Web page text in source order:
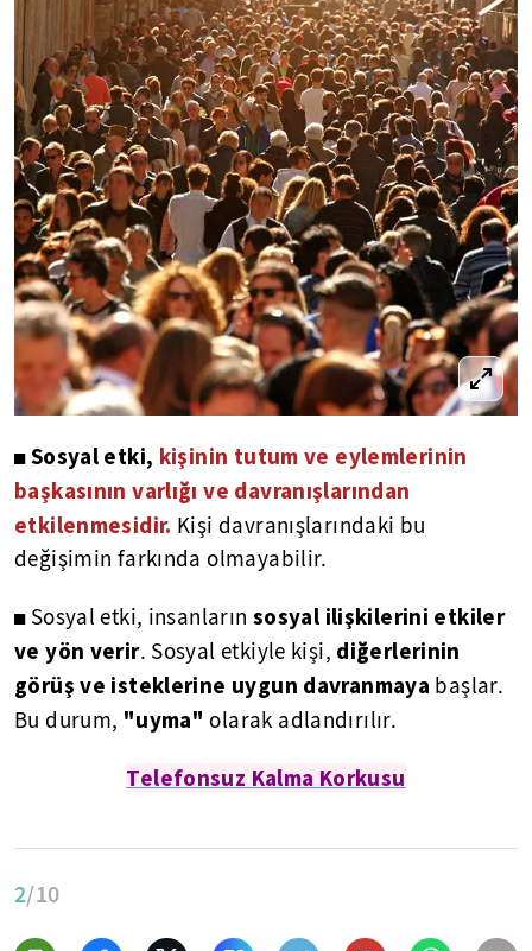
◼Sosyal etki, kişinin tutum ve eylemlerinin
başkasının varlığı ve davranışlarından
etkilenmesidir. Kişi davranışlarındaki bu
değişimin farkında olmayabilir.
◼ Sosyal etki, insanların sosyal ilişkilerini etkiler
ve yön verir. Sosyal etkiyle kişi, diğerlerinin
görüş ve isteklerine uygun davranmaya başlar.
Bu durum, "uyma" olarak adlandırılır.
Telefonsuz Kalma Korkusu
2/10